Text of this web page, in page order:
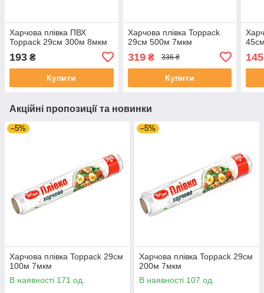
Харчова плівка ПВХ
Toppack 29см 300м 8мкм
193 ₴
Купити
Харчова плівка Toppack
29см 500м 7мкм
319₴ 336 ₴
Купити
145
Акційні пропозиції та новинки
–5%
Харчова плівка Toppack 29см
100м 7мкм
В наявності 171 од.
–5%
Харчова плівка Toppack 29см
200м 7мкм
В наявності 107 од.